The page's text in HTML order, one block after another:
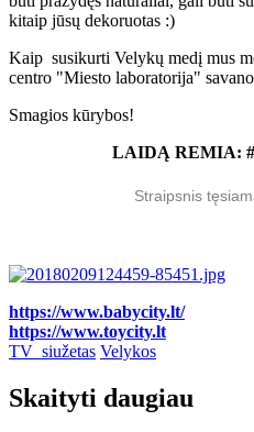
kitaip jūsų dekoruotas :)
Kaip susikurti Velykų medį mus
centro "Miesto laboratorija"
Smagios kūrybos!
LAIDĄ REMIA:
Straipsnis
https://www.babycity.lt/
https://www.toycity.lt
TV_siužetas Velykos
Skaityti daugiau